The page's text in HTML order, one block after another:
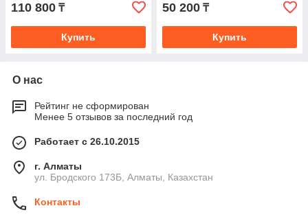
110 800 ₸
Купить
50 200 ₸
Купить
О нас
Рейтинг не сформирован
Менее 5 отзывов за последний год
Работает с 26.10.2015
г. Алматы
ул. Бродского 173Б, Алматы, Казахстан
Контакты